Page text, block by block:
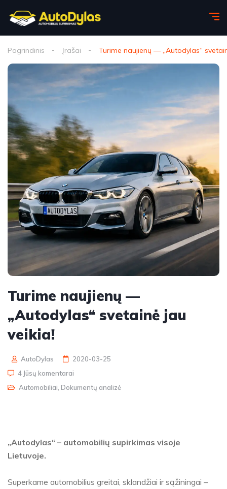
Pagrindinis Įrašai Turime naujienų — „Autodylas“
Turime naujienų —
„Autodylas“ svetainė jau
veikia!
AutoDylas
2020-03-25
4 Jūsų komentarai
Automobiliai Dokumentų analizė
„Autodylas“ – automobilių supirkimas visoje
Lietuvoje.
Superkame automobilius greitai, sklandžiai ir sąžiningai –